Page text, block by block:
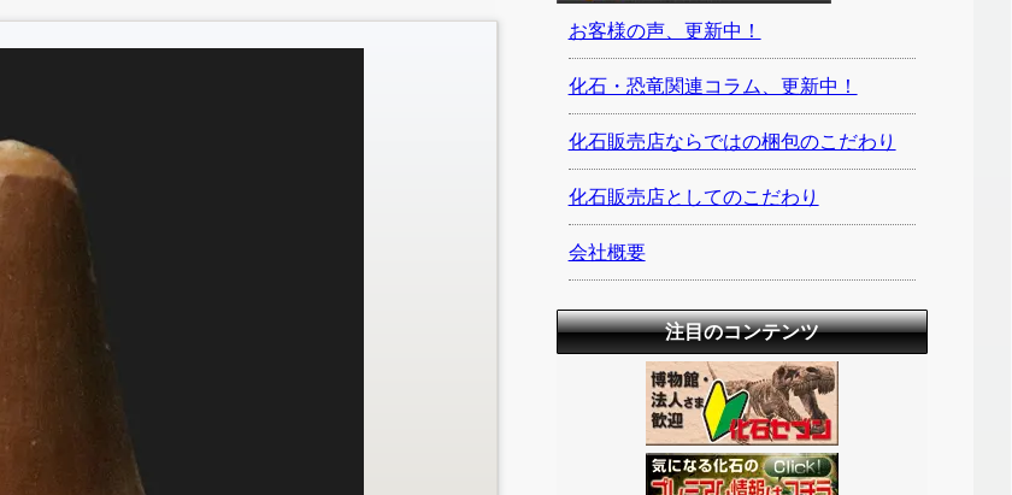
お客様の声、更新中！
化石・恐竜関連コラム、更新中！
化石販売店ならではの梱包のこだわり
化石販売店としてのこだわり
会社概要
注目のコンテンツ